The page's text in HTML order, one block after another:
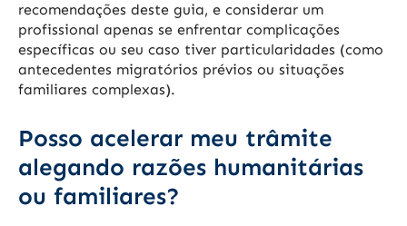
recomendações deste guia, e considerar um
profissional apenas se enfrentar complicações
específicas ou seu caso tiver particularidades (como
antecedentes migratórios prévios ou situações
familiares complexas).
Posso acelerar meu trâmite
alegando razões humanitárias
ou familiares?